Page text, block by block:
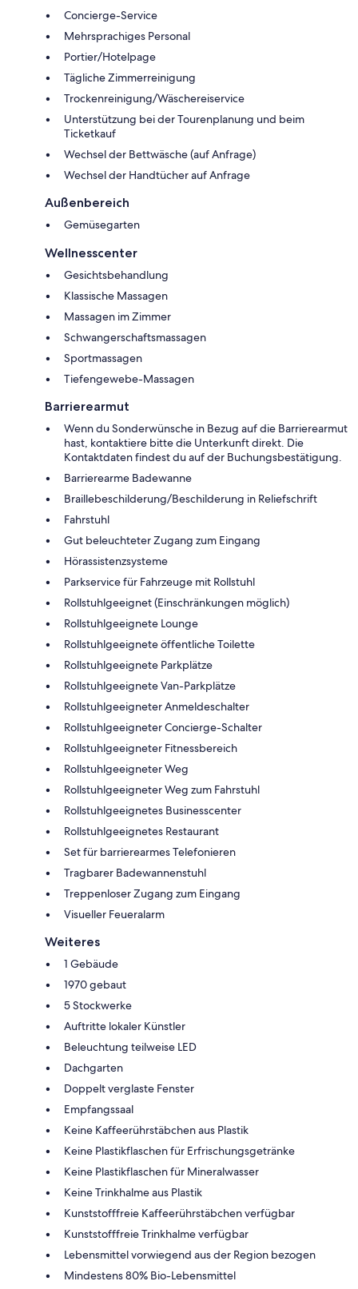
Concierge-Service
Mehrsprachiges Personal
Portier/Hotelpage
Tägliche Zimmerreinigung
Trockenreinigung/Wäschereiservice
Unterstützung bei der Tourenplanung und beim
Ticketkauf
Wechsel der Bettwäsche (auf Anfrage)
Wechsel der Handtücher auf Anfrage
Außenbereich
Gemüsegarten
Wellnesscenter
Gesichtsbehandlung
Klassische Massagen
Massagen im Zimmer
Schwangerschaftsmassagen
Sportmassagen
Tiefengewebe-Massagen
Barrierearmut
Wenn du Sonderwünsche in Bezug auf die Barrierearmut
hast, kontaktiere bitte die Unterkunft direkt. Die
Kontaktdaten findest du auf der Buchungsbestätigung.
Barrierearme Badewanne
Braillebeschilderung/Beschilderung in Reliefschrift
Fahrstuhl
Gut beleuchteter Zugang zum Eingang
Hörassistenzsysteme
Parkservice für Fahrzeuge mit Rollstuhl
Rollstuhlgeeignet (Einschränkungen möglich)
Rollstuhlgeeignete Lounge
Rollstuhlgeeignete öffentliche Toilette
Rollstuhlgeeignete Parkplätze
Rollstuhlgeeignete Van-Parkplätze
Rollstuhlgeeigneter Anmeldeschalter
Rollstuhlgeeigneter Concierge-Schalter
Rollstuhlgeeigneter Fitnessbereich
Rollstuhlgeeigneter Weg
Rollstuhlgeeigneter Weg zum Fahrstuhl
Rollstuhlgeeignetes Businesscenter
Rollstuhlgeeignetes Restaurant
Set für barrierearmes Telefonieren
Tragbarer Badewannenstuhl
Treppenloser Zugang zum Eingang
Visueller Feueralarm
Weiteres
1 Gebäude
1970 gebaut
5 Stockwerke
Auftritte lokaler Künstler
Beleuchtung teilweise LED
Dachgarten
Doppelt verglaste Fenster
Empfangssaal
Keine Kaffeerührstäbchen aus Plastik
Keine Plastikflaschen für Erfrischungsgetränke
Keine Plastikflaschen für Mineralwasser
Keine Trinkhalme aus Plastik
Kunststofffreie Kaffeerührstäbchen verfügbar
Kunststofffreie Trinkhalme verfügbar
Lebensmittel vorwiegend aus der Region bezogen
Mindestens 80% Bio-Lebensmittel